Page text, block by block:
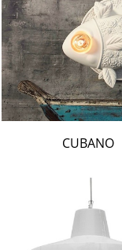
CUBANO